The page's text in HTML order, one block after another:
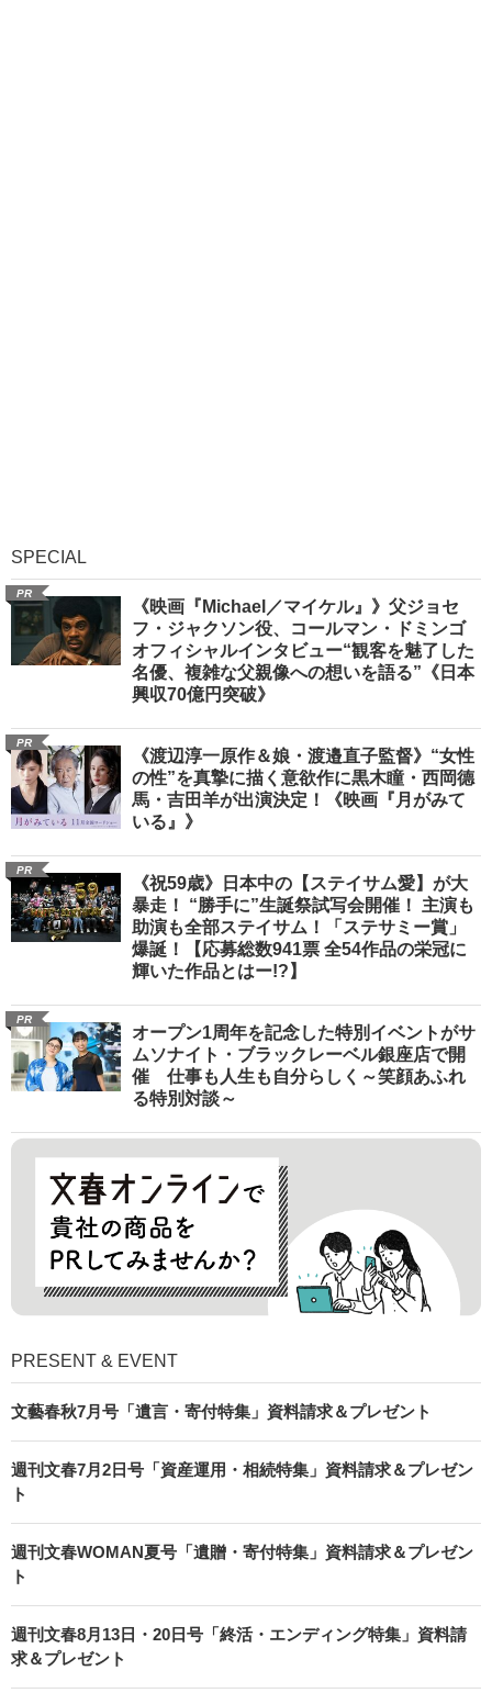
SPECIAL
PR
《映画『Michael／マイケル』》父ジョセ
フ・ジャクソン役、コールマン・ドミンゴ
オフィシャルインタビュー“観客を魅了した
名優、複雑な父親像への想いを語る”《日本
興収70億円突破》
PR
《渡辺淳一原作＆娘・渡邉直子監督》“女性
の性”を真摯に描く意欲作に黒木瞳・西岡德
馬・吉田羊が出演決定！《映画『月がみて
いる』》
PR
《祝59歳》日本中の【ステイサム愛】が大
暴走！ “勝手に”生誕祭試写会開催！ 主演も
助演も全部ステイサム！「ステサミー賞」
爆誕！【応募総数941票 全54作品の栄冠に
輝いた作品とはー!?】
PR
オープン1周年を記念した特別イベントがサ
ムソナイト・ブラックレーベル銀座店で開
催 仕事も人生も自分らしく～笑顔あふれ
る特別対談～
PRESENT & EVENT
文藝春秋7月号「遺言・寄付特集」資料請求＆プレゼント
週刊文春7月2日号「資産運用・相続特集」資料請求＆プレゼン
ト
週刊文春WOMAN夏号「遺贈・寄付特集」資料請求＆プレゼン
ト
週刊文春8月13日・20日号「終活・エンディング特集」資料請
求＆プレゼント